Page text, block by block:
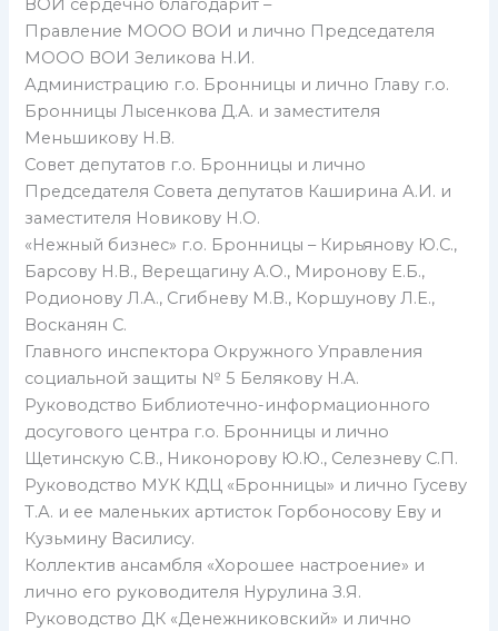
ВОИ сердечно благодарит –
Правление МООО ВОИ и лично Председателя
МООО ВОИ Зеликова Н.И.
Администрацию г.о. Бронницы и лично Главу г.о.
Бронницы Лысенкова Д.А. и заместителя
Меньшикову Н.В.
Совет депутатов г.о. Бронницы и лично
Председателя Совета депутатов Каширина А.И. и
заместителя Новикову Н.О.
«Нежный бизнес» г.о. Бронницы – Кирьянову Ю.С.,
Барсову Н.В., Верещагину А.О., Миронову Е.Б.,
Родионову Л.А., Сгибневу М.В., Коршунову Л.Е.,
Восканян С.
Главного инспектора Окружного Управления
социальной защиты № 5 Белякову Н.А.
Руководство Библиотечно-информационного
досугового центра г.о. Бронницы и лично
Щетинскую С.В., Никонорову Ю.Ю., Селезневу С.П.
Руководство МУК КДЦ «Бронницы» и лично Гусеву
Т.А. и ее маленьких артисток Горбоносову Еву и
Кузьмину Василису.
Коллектив ансамбля «Хорошее настроение» и
лично его руководителя Нурулина З.Я.
Руководство ДК «Денежниковский» и лично